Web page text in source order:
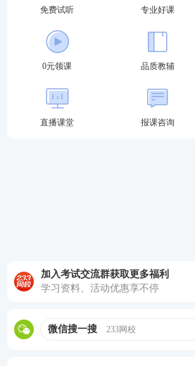
B. 独立董事工作情况
C. 年度内召开股东大会情况
D. 商业银行薪酬制度及当年董事
员薪酬
查看答案
B. 禁止内幕交易
D. 信息披露
免费试听 专业好课
0元领课 品质教辅
直播课堂 报课咨询
加入考试交流群获取更多福利
学习资料、活动优惠享不停
微信搜一搜 233网校